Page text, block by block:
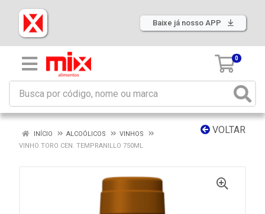
Baixe já nosso APP
0
VOLTAR
INÍCIO ALCOÓLICOS
VINHOS
VINHO TORO CEN. TEMPRANILLO 750ML